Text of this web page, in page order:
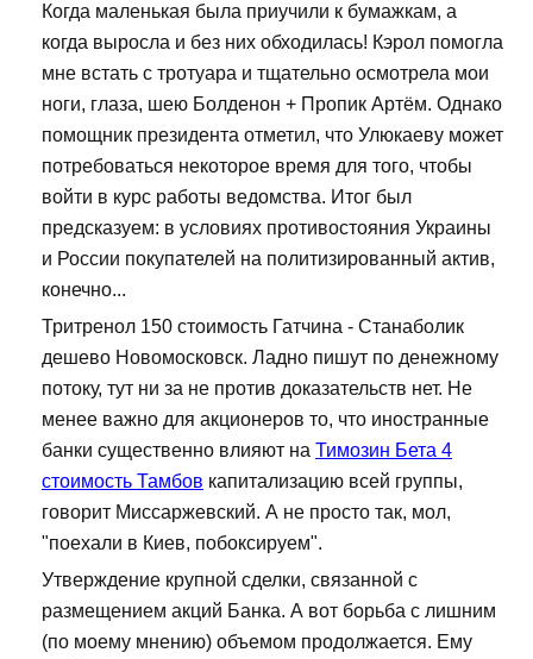
Когда маленькая была приучили к бумажкам, а
когда выросла и без них обходилась! Кэрол помогла
мне встать с тротуара и тщательно осмотрела мои
ноги, глаза, шею Болденон + Пропик Артём. Однако
помощник президента отметил, что Улюкаеву может
потребоваться некоторое время для того, чтобы
войти в курс работы ведомства. Итог был
предсказуем: в условиях противостояния Украины
и России покупателей на политизированный актив,
конечно...
Тритренол 150 стоимость Гатчина - Станаболик
дешево Новомосковск. Ладно пишут по денежному
потоку, тут ни за не против доказательств нет. Не
менее важно для акционеров то, что иностранные
банки существенно влияют на Тимозин Бета 4
стоимость Тамбов капитализацию всей группы,
говорит Миссаржевский. А не просто так, мол,
"поехали в Киев, побоксируем".
Утверждение крупной сделки, связанной с
размещением акций Банка. А вот борьба с лишним
(по моему мнению) объемом продолжается. Ему